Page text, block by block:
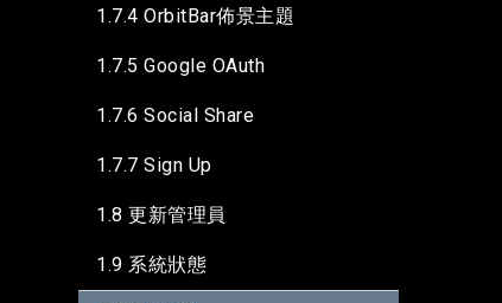
1.7.4 OrbitBar佈景主題
1.7.5 Google OAuth
1.7.6 Social Share
1.7.7 Sign Up
1.8 更新管理員
1.9 系統狀態